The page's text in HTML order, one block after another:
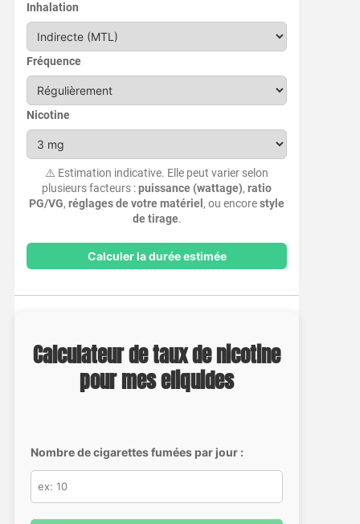
Inhalation
Fréquence
Nicotine
⚠️ Estimation indicative. Elle peut varier selon
plusieurs facteurs :puissance (wattage),ratio
PG/VG,réglages de votre matériel , ou encorestyle
de tirage.
Calculer la durée estimée
Calculateur de taux de nicotine
pour mes eliquides
Nombre de cigarettes fumées par jour :